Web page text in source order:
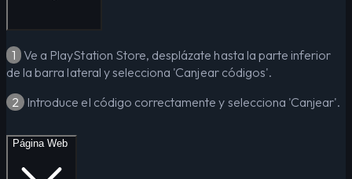
1 Ve a PlayStation Store, desplázate hasta la parte inferior
de la barra lateral y selecciona 'Canjear códigos'.
2 Introduce el código correctamente y selecciona 'Canjear'.
Página Web